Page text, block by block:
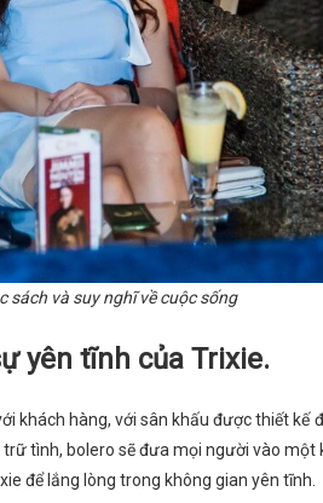
sách và suy nghĩ về cuộc sống
yên tĩnh của Trixie.
khách hàng, với sân khấu được thiết kế
tình, bolero sẽ đưa mọi người vào một
để lắng lòng trong không gian yên tĩnh.